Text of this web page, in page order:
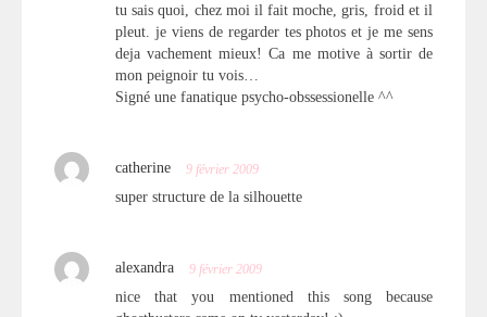
tu sais quoi, chez moi il fait moche, gris, froid et il
pleut. je viens de regarder tes photos et je me sens
deja vachement mieux! Ca me motive à sortir de
mon peignoir tu vois…
Signé une fanatique psycho-obssessionelle ^^
catherine 9 février 2009
super structure de la silhouette
alexandra 9 février 2009
nice that you mentioned this song because